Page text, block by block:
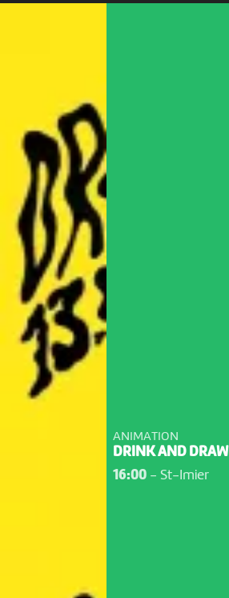
ANIMATION
DRINK AND DRAW
16:00- St-Imier